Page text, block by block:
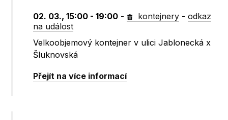
02. 03., 15:00 - 19:00 - kontejnery -odkaz
na událost
Velkoobjemový kontejner v ulici Jablonecká x
Šluknovská
Přejít na více informací